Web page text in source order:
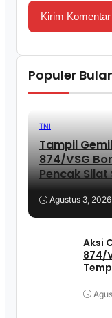
Populer
TNI
Tampil
874/VSG
Pencak
Agustus 3, 2026
Aksi
874/